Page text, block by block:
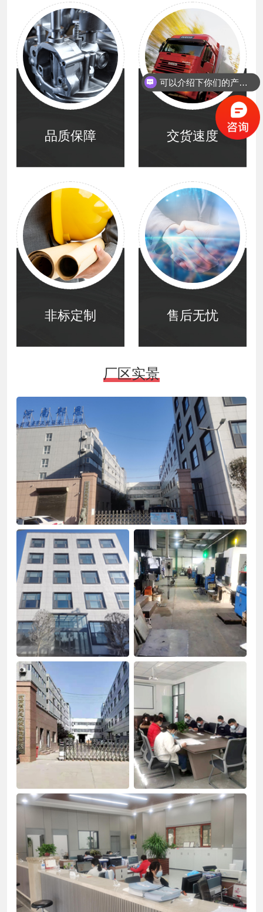
品质保障 交货速度
非标定制 售后无忧
厂区实景
可以介绍下你们的产品么？
你们是怎么收费的呢？